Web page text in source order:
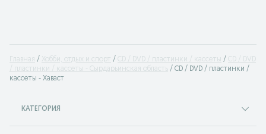
Главная Хобби, отдых и спорт CD / DVD / пластинки / кассеты
CD / DVD
/ пластинки / кассеты - Сырдарьинская область
CD / DVD / пластинки /
кассеты - Хаваст
КАТЕГОРИЯ